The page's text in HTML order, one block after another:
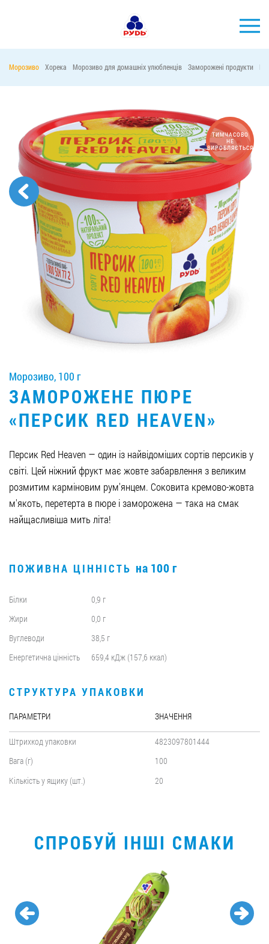
КОМПАНІЯ
СПОЖИВАЧАМ
АКЦІЇ
ПРЕС-ЦЕНТР
ХОРЕКА
Тендерні закупівлі
Контакти
Вакансії
ЗАМОВИТИ ПРОДУКЦІЮ «РУДЬ»:
0412 48 28 17
0412 42 29 23
Морозиво Хорека Морозиво для домашніх улюбленців Заморожені продукти
ТИМЧАСОВО
НЕ
ВИРОБЛЯЄТЬСЯ
Морозиво, 100 г
ЗАМОРОЖЕНЕ ПЮРЕ
«ПЕРСИК RED HEAVEN»
Персик Red Heaven — один із найвідоміших сортів персиків у
світі. Цей ніжний фрукт має жовте забарвлення з великим
розмитим карміновим рум'янцем. Соковита кремово-жовта
м'якоть, перетерта в пюре і заморожена — така на смак
найщасливіша мить літа!
ПОЖИВНА ЦІННІСТЬ на 100 г
Білки
0,9 г
Жири
0,0 г
Вуглеводи
38,5 г
Енергетична цінність
659,4 кДж (157,6 ккал)
СТРУКТУРА УПАКОВКИ
ПАРАМЕТРИ ЗНАЧЕННЯ
Штрихкод упаковки
4823097801444
Вага (г)
100
Кількість у ящику (шт.)
20
СПРОБУЙ ІНШІ СМАКИ